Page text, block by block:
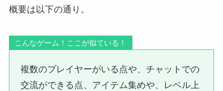
概要は以下の通り。
こんなゲーム！ここが似ている！
複数のプレイヤーがいる点や、チャットでの
交流ができる点、アイテム集めや、レベル上